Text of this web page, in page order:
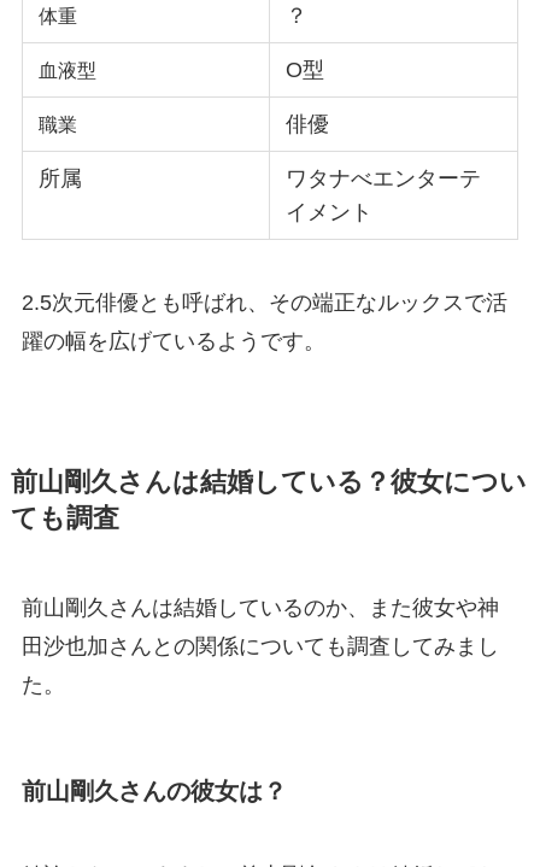
体重 ？
血液型 O型
職業 俳優
所属
ワタナべエンターテ
イメント
2.5次元俳優とも呼ばれ、その端正なルックスで活
躍の幅を広げているようです。
前山剛久さんは結婚している？彼女につい
ても調査
前山剛久さんは結婚しているのか、また彼女や神
田沙也加さんとの関係についても調査してみまし
た。
前山剛久さんの彼女は？